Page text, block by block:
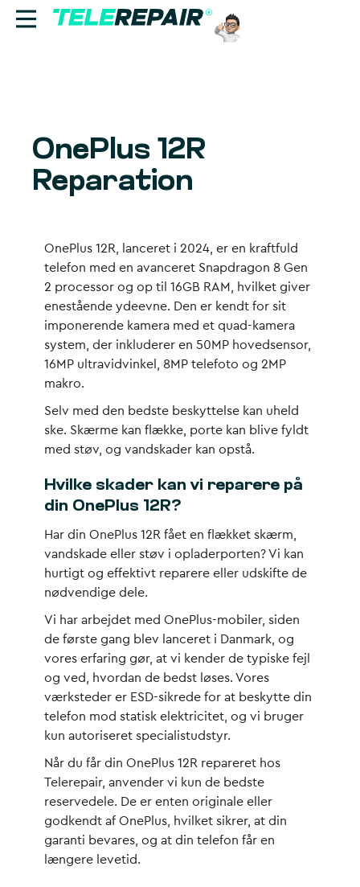
Find butik
Ring til os:
+45 70 60 55 90
OnePlus 12R
Reparation
OnePlus 12R, lanceret i 2024, er en kraftfuld
telefon med en avanceret Snapdragon 8 Gen
2 processor og op til 16GB RAM, hvilket giver
enestående ydeevne. Den er kendt for sit
imponerende kamera med et quad-kamera
system, der inkluderer en 50MP hovedsensor,
16MP ultravidvinkel, 8MP telefoto og 2MP
makro.
Selv med den bedste beskyttelse kan uheld
ske. Skærme kan flække, porte kan blive fyldt
med støv, og vandskader kan opstå.
Hvilke skader kan vi reparere på
din OnePlus 12R?
Har din OnePlus 12R fået en flækket skærm,
vandskade eller støv i opladerporten? Vi kan
hurtigt og effektivt reparere eller udskifte de
nødvendige dele.
Vi har arbejdet med OnePlus-mobiler, siden
de første gang blev lanceret i Danmark, og
vores erfaring gør, at vi kender de typiske fejl
og ved, hvordan de bedst løses. Vores
værksteder er ESD-sikrede for at beskytte din
telefon mod statisk elektricitet, og vi bruger
kun autoriseret specialistudstyr.
Når du får din OnePlus 12R repareret hos
Telerepair, anvender vi kun de bedste
reservedele. De er enten originale eller
godkendt af OnePlus, hvilket sikrer, at din
garanti bevares, og at din telefon får en
længere levetid.